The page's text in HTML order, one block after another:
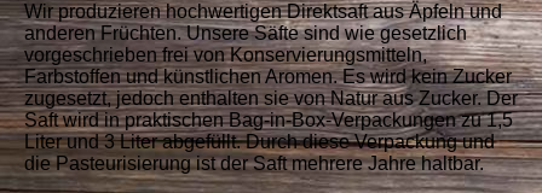
Wir produzieren hochwertigen Direktsaft aus Äpfeln und
anderen Früchten. Unsere Säfte sind wie gesetzlich
vorgeschrieben frei von Konservierungsmitteln,
Farbstoffen und künstlichen Aromen. Es wird kein Zucker
zugesetzt, jedoch enthalten sie von Natur aus Zucker.Der
Saft wird in praktischen Bag-in-Box-Verpackungen zu 1,5
Liter und 3 Liter abgefüllt. Durch diese Verpackung und
die Pasteurisierung ist der Saft mehrere Jahre haltbar.